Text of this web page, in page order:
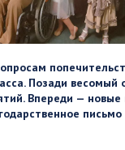
Позади весомый
Впереди —